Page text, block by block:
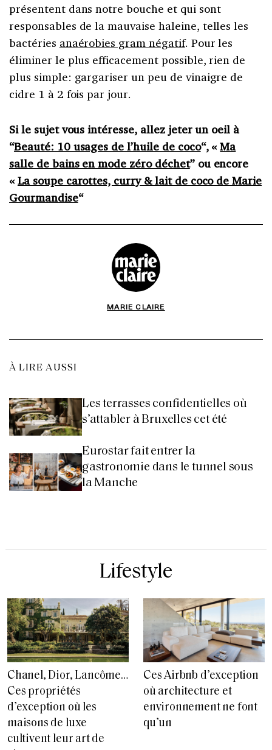
présentent dans notre bouche et qui sont
responsables de la mauvaise haleine, telles les
bactéries anaérobies gram négatif. Pour les
éliminer le plus efficacement possible, rien de
plus simple: gargariser un peu de vinaigre de
cidre 1 à 2 fois par jour.
Si le sujet vous intéresse, allez jeter un oeil à
“Beauté: 10 usages de l’huile de coco“, «Ma
salle de bains en mode zéro déchet” ou encore
« La soupe carottes, curry & lait de coco de Marie
Gourmandise“
MARIE CLAIRE
À LIRE AUSSI
Les terrasses confidentielles où
s’attabler à Bruxelles cet été
Eurostar fait entrer la
gastronomie dans le tunnel sous
la Manche
Lifestyle
Chanel, Dior, Lancôme…
Ces propriétés
d’exception où les
maisons de luxe
cultivent leur art de
Ces Airbnb d’exception
où architecture et
environnement ne font
qu’un